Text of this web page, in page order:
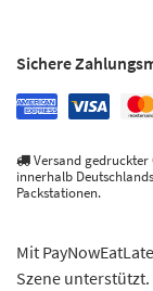
Sichere
Versand gedruckter
innerhalb
Packstationen.
Mit
Szene unterstützt.